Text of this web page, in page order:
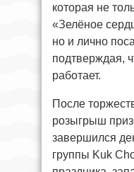
которая не
«Зелёное
но и лично
подтверждая,
работает.
После
розыгрыш
завершился
группы Kuk